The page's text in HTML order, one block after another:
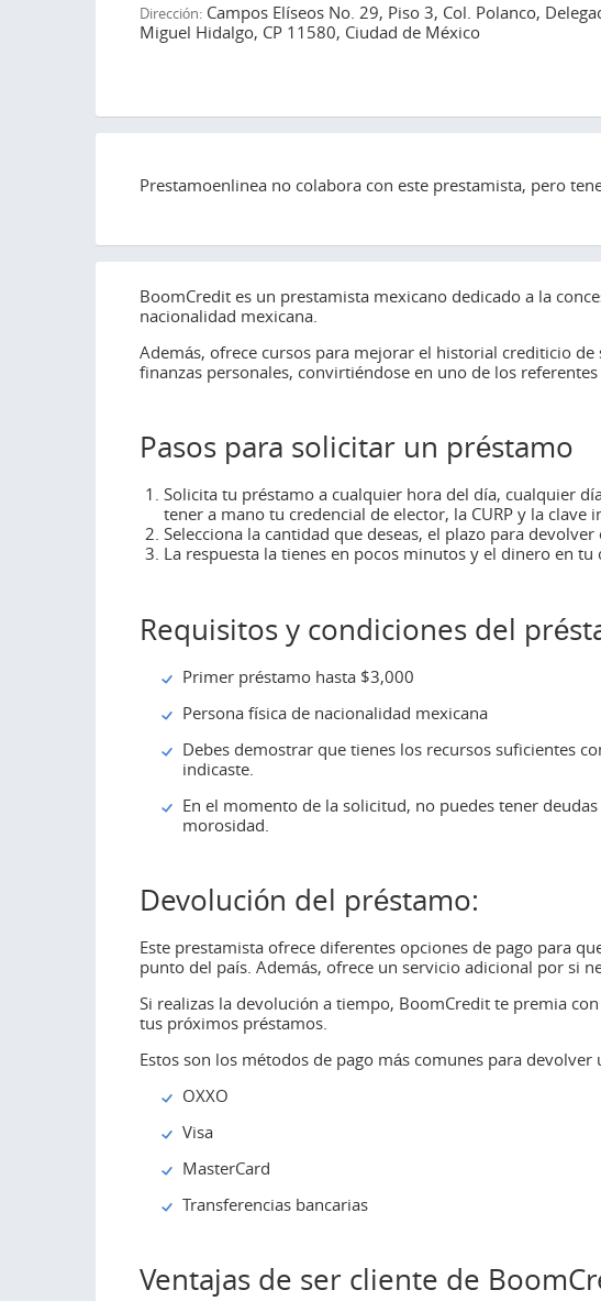
Dirección: Campos Elíseos No. 29, Piso 3, Col. Polanco,
Miguel Hidalgo, CP 11580, Ciudad de México
Prestamoenlinea no colabora con este prestamista, pero
BoomCredit es un prestamista mexicano dedicado a la
nacionalidad mexicana.
Además, ofrece cursos para mejorar el historial crediticio
finanzas personales, convirtiéndose en uno de los
Pasos para solicitar un préstamo
Solicita tu préstamo a cualquier hora del día, cualquier
tener a mano tu credencial de elector, la CURP y la clave
Selecciona la cantidad que deseas, el plazo para
La respuesta la tienes en pocos minutos y el dinero en tu
Requisitos y condiciones del
Primer préstamo hasta $3,000
Persona física de nacionalidad mexicana
Debes demostrar que tienes los recursos suficientes
indicaste.
En el momento de la solicitud, no puedes tener
morosidad.
Devolución del préstamo:
Este prestamista ofrece diferentes opciones de pago para
punto del país. Además, ofrece un servicio adicional por si
Si realizas la devolución a tiempo, BoomCredit te premia
tus próximos préstamos.
Estos son los métodos de pago más comunes para
OXXO
Visa
MasterCard
Transferencias bancarias
Ventajas de ser cliente de